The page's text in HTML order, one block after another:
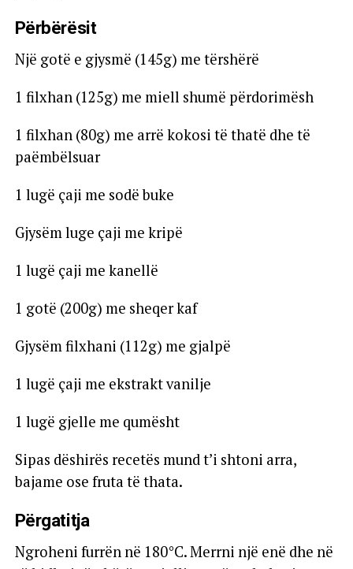
Përbërësit
Një gotë e gjysmë (145g) me tërshërë
1 filxhan (125g) me miell shumë përdorimësh
1 filxhan (80g) me arrë kokosi të thatë dhe të
paëmbëlsuar
1 lugë çaji me sodë buke
Gjysëm luge çaji me kripë
1 lugë çaji me kanellë
1 gotë (200g) me sheqer kaf
Gjysëm filxhani (112g) me gjalpë
1 lugë çaji me ekstrakt vanilje
1 lugë gjelle me qumësht
Sipas dëshirës recetës mund t’i shtoni arra,
bajame ose fruta të thata.
Përgatitja
Ngroheni furrën në 180°C. Merrni një enë dhe në